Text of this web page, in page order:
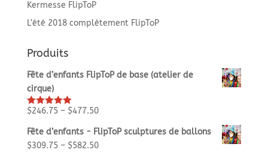
Kermesse FlipToP
L’été 2018 complètement FlipToP
Produits
Fête d’enfants FlipToP de base (atelier de
cirque)
Rated 5.00
$246.75– $477.50
Fête d’enfants - FlipToP sculptures de ballons
$309.75– $582.50